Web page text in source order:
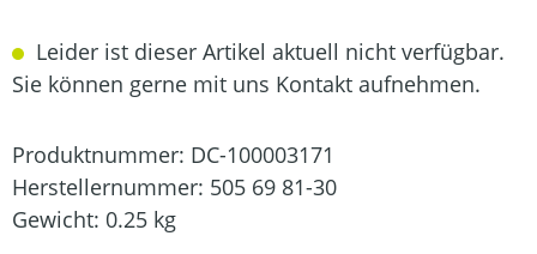
Leider ist dieser Artikel aktuell nicht verfügbar.
Sie können gerne mit uns Kontakt aufnehmen.
Produktnummer: DC-100003171
Herstellernummer: 505 69 81-30
Gewicht: 0.25 kg